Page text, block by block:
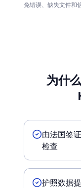
免错误、缺失文件和
为什
由法国签
检查
护照数据